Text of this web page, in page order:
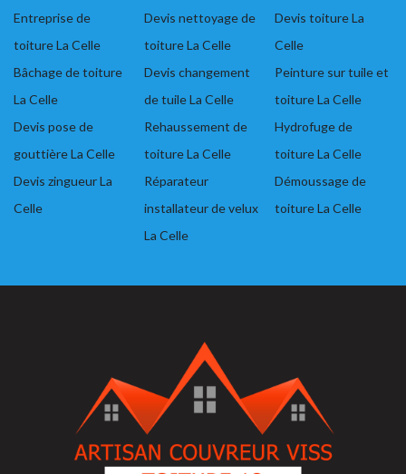
Entreprise de
toiture La Celle
Bâchage de toiture
La Celle
Devis pose de
gouttière La Celle
Devis zingueur La
Celle
Devis nettoyage de
toiture La Celle
Devis changement
de tuile La Celle
Rehaussement de
toiture La Celle
Réparateur
installateur de velux
La Celle
Devis toiture La
Celle
Peinture sur tuile et
toiture La Celle
Hydrofuge de
toiture La Celle
Démoussage de
toiture La Celle